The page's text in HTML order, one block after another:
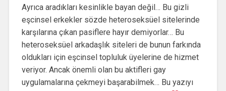
Ayrıca aradıkları kesinlikle bayan değil… Bu gizli
eşcinsel erkekler sözde heteroseksüel sitelerinde
karşılarına çıkan pasiflere hayır demiyorlar… Bu
heteroseksüel arkadaşlık siteleri de bunun farkında
oldukları için eşcinsel topluluk üyelerine de hizmet
veriyor. Ancak önemli olan bu aktifleri gay
uygulamalarına çekmeyi başarabilmek… Bu yazıyı